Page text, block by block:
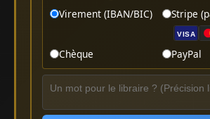
Virement (IBAN/BIC)
Stripe
VISA
Chèque PayPal